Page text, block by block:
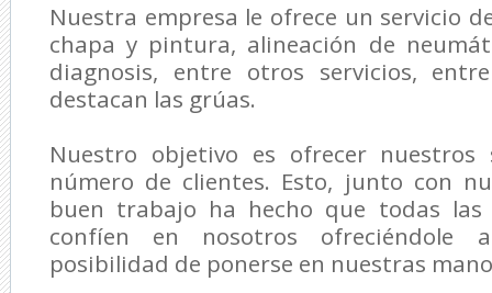
Nuestra empresa le ofrece un servicio
chapa y pintura, alineación de
diagnosis, entre otros servicios,
destacan las grúas.
Nuestro objetivo es ofrecer nuestros
número de clientes. Esto, junto con
buen trabajo ha hecho que todas las
confíen en nosotros ofreciéndole
posibilidad de ponerse en nuestras